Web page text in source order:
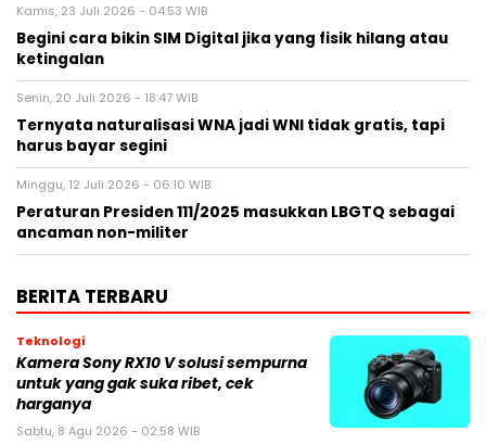
Kamis, 23 Juli 2026 - 04:53 WIB
Begini cara bikin SIM Digital jika yang fisik hilang atau
ketingalan
Senin, 20 Juli 2026 - 18:47 WIB
Ternyata naturalisasi WNA jadi WNI tidak gratis, tapi
harus bayar segini
Minggu, 12 Juli 2026 - 06:10 WIB
Peraturan Presiden 111/2025 masukkan LBGTQ sebagai
ancaman non-militer
BERITA TERBARU
Teknologi
Kamera Sony RX10 V solusi sempurna
untuk yang gak suka ribet, cek
harganya
Sabtu, 8 Agu 2026 - 02:58 WIB